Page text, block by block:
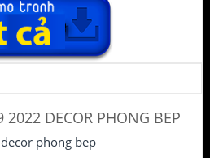
2022 DECOR PHONG BEP
phong bep